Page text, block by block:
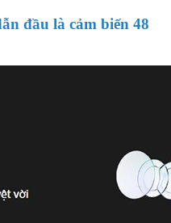
đầu là cảm biến 48